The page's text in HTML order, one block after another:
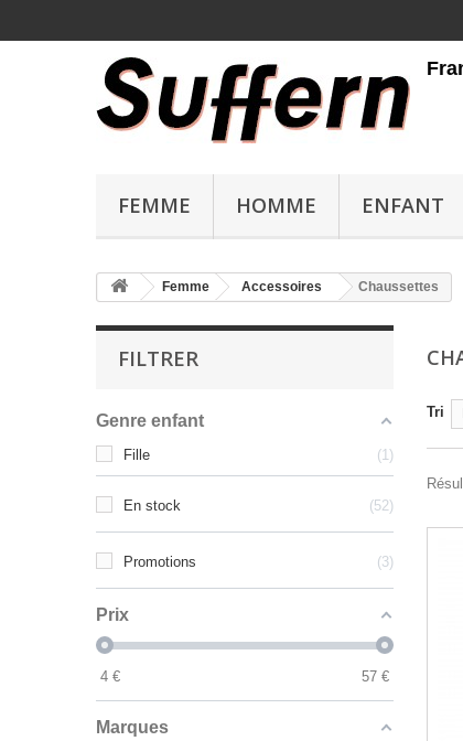
FEMME HOMME ENFANT
Livraison gratuite en France
Femme Accessoires Chaussettes
FILTRER
Genre enfant
Fille 1
En stock 52
Promotions 3
Prix
4 € 57 €
Marques
Tri